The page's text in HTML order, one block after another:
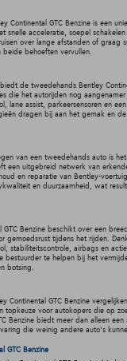
Continental GTC Benzine is een
snelle acceleratie, soepel
over lange afstanden of graag
beide behoeften vervullen.
de tweedehands Bentley
die het autorijden nog
lane assist, parkeersensoren en
dragen bij aan het gemak en
van een tweedehands auto is
een uitgebreid netwerk van
en reparatie van Bentley-
en duurzaamheid, wat
Benzine beschikt over een
gemoedsrust tijdens het rijden.
stabiliteitscontrole, airbags en
bestuurder te helpen bij het
botsing.
Continental GTC Benzine
topkeuze voor autokopers die op
Benzine biedt meer dan alleen
die weinig andere auto's
GTC Benzine